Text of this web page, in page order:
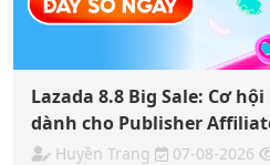
Lazada 8.8 Big Sale: Cơ
dành cho Publisher
Huyền Trang 07-08-2026